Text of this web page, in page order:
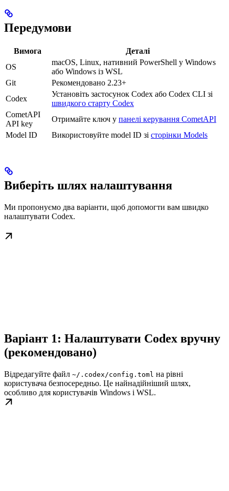
Передумови
Вимога
Деталі
OS
macOS, Linux, нативний PowerShell у Windows
або Windows із WSL
Git
Рекомендовано 2.23+
Codex
Установіть застосунок Codex або Codex CLI зі
швидкого старту Codex
CometAPI
API key
Отримайте ключ у панелі керування CometAPI
Model ID
Використовуйте model ID зі сторінки Models
Виберіть шлях налаштування
Ми пропонуємо два варіанти, щоб допомогти вам швидко
налаштувати Codex.
Варіант 1: Налаштувати Codex вручну
(рекомендовано)
Відредагуйте файл ~/.codex/config.toml на рівні
користувача безпосередньо. Це найнадійніший шлях,
особливо для користувачів Windows і WSL.